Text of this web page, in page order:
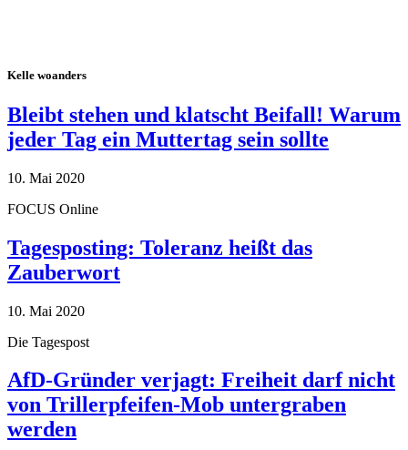
Kelle woanders
Bleibt stehen und klatscht Beifall! Warum
jeder Tag ein Muttertag sein sollte
10. Mai 2020
FOCUS Online
Tagesposting: Toleranz heißt das
Zauberwort
10. Mai 2020
Die Tagespost
AfD-Gründer verjagt: Freiheit darf nicht
von Trillerpfeifen-Mob untergraben
werden